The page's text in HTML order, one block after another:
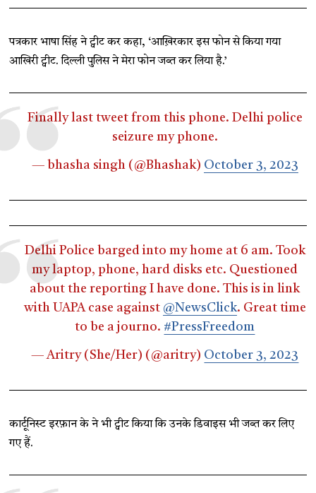
पत्रकार भाषा सिंह ने ट्वीट कर कहा, ‘आख़िरकार इस फोन से किया गया
आखिरी ट्वीट. दिल्ली पुलिस ने मेरा फोन जब्त कर लिया है.’
Finally last tweet from this phone. Delhi police
seizure my phone.
— bhasha singh (@Bhashak) October 3, 2023
Delhi Police barged into my home at 6 am. Took
my laptop, phone, hard disks etc. Questioned
about the reporting I have done. This is in link
with UAPA case against @NewsClick. Great time
to be a journo. #PressFreedom
— Aritry (She/Her) (@aritry) October 3, 2023
कार्टूनिस्ट इरफ़ान के ने भी ट्वीट किया कि उनके डिवाइस भी जब्त कर लिए
गए हैं.